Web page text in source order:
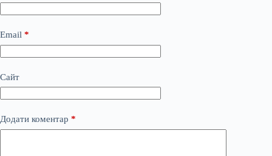
Email *
Сайт
Додати коментар *